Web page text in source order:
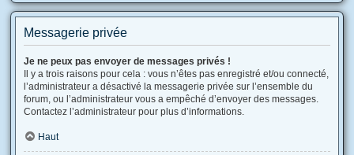
Messagerie privée
Je ne peux pas envoyer de messages privés !
Il y a trois raisons pour cela : vous n’êtes pas enregistré et/ou connecté,
l’administrateur a désactivé la messagerie privée sur l’ensemble du
forum, ou l’administrateur vous a empêché d’envoyer des messages.
Contactez l’administrateur pour plus d’informations.
Haut